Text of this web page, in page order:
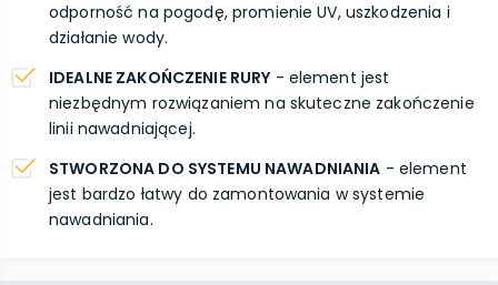
odporność na pogodę, promienie UV, uszkodzenia i
działanie wody.
IDEALNE ZAKOŃCZENIE RURY - element jest
niezbędnym rozwiązaniem na skuteczne zakończenie
linii nawadniającej.
STWORZONA DO SYSTEMU NAWADNIANIA - element
jest bardzo łatwy do zamontowania w systemie
nawadniania.